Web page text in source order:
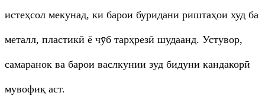
истеҳсол мекунад, ки барои буридани риштаҳои худ ба
металл, пластикӣ ё чӯб тарҳрезӣ шудаанд. Устувор,
самаранок ва барои васлкунии зуд бидуни кандакорӣ
мувофиқ аст.